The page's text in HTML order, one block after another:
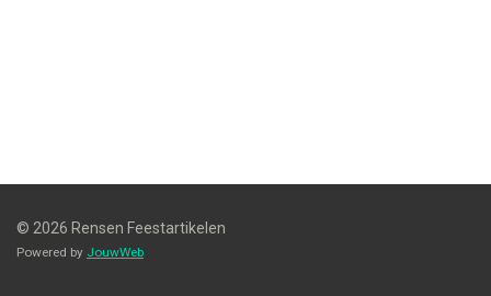
© 2026 Rensen Feestartikelen
Powered by JouwWeb